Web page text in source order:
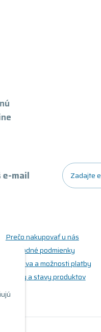
e-mail
Prečo nakupovať u nás
Obchodné podmienky
Doprava a možnosti platby
Triedy a stavy produktov